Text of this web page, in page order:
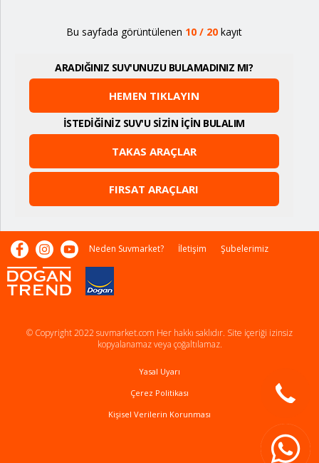
Bu sayfada görüntülenen 10/ 20kayıt
ARADIĞINIZ SUV'UNUZU BULAMADINIZ MI?
HEMEN TIKLAYIN
İSTEDİĞİNİZ SUV'U SİZİN İÇİN BULALIM
TAKAS ARAÇLAR
FIRSAT ARAÇLARI
Neden Suvmarket? İletişim Şubelerimiz
© Copyright 2022 suvmarket.com Her hakkı saklıdır. Site içeriği izinsiz
kopyalanamaz veya çoğaltılamaz.
Yasal Uyarı
Çerez Politikası
Kişisel Verilerin Korunması